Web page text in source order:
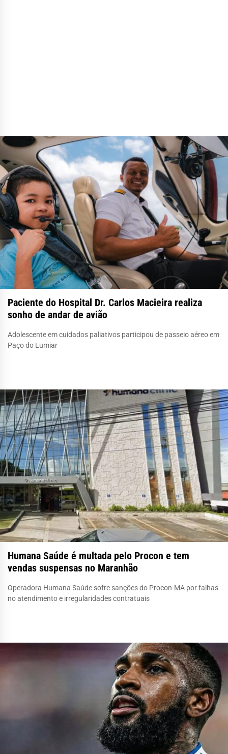
Paciente do Hospital Dr. Carlos Macieira realiza
sonho de andar de avião
Adolescente em cuidados paliativos participou de passeio aéreo em
Paço do Lumiar
Humana Saúde é multada pelo Procon e tem
vendas suspensas no Maranhão
Operadora Humana Saúde sofre sanções do Procon-MA por falhas
no atendimento e irregularidades contratuais